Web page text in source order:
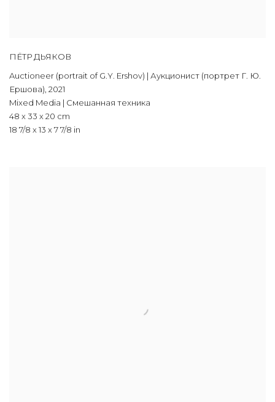
ПЁТР ДЬЯКОВ
Auctioneer (portrait of G.Y. Ershov) | Аукционист (портрет Г. Ю.
Ершова), 2021
Mixed Media | Смешанная техника
48 x 33 x 20 cm
18 7/8 x 13 x 7 7/8 in